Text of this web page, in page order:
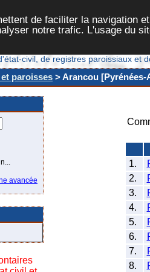
de faciliter la navigation
notre trafic. L'usage du
civil, de registres paroissiaux et
paroisses > Arancou
avancée
1.
2.
3.
4.
5.
6.
7.
8.